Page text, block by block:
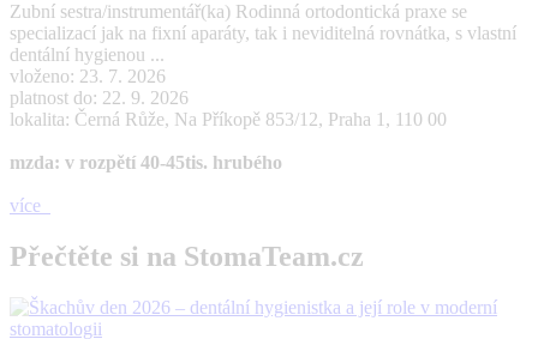
Zubní sestra/instrumentář(ka) Rodinná ortodontická praxe se
specializací jak na fixní aparáty, tak i neviditelná rovnátka, s vlastní
dentální hygienou ...
vloženo: 23. 7. 2026
platnost do: 22. 9. 2026
lokalita: Černá Růže, Na Příkopě 853/12, Praha 1, 110 00
mzda: v rozpětí 40-45tis. hrubého
více
Přečtěte si na StomaTeam.cz